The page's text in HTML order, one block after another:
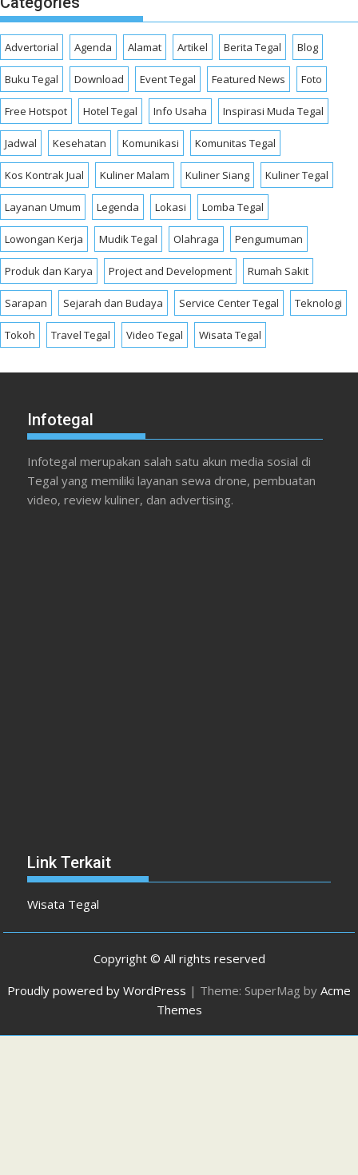
Advertorial Agenda Alamat Artikel Berita Tegal Blog
Buku Tegal Download Event Tegal Featured News Foto
Free Hotspot Hotel Tegal Info Usaha Inspirasi Muda Tegal
Jadwal Kesehatan Komunikasi Komunitas Tegal
Kos Kontrak Jual Kuliner Malam Kuliner Siang Kuliner Tegal
Layanan Umum Legenda Lokasi Lomba Tegal
Lowongan Kerja Mudik Tegal Olahraga Pengumuman
Produk dan Karya Project and Development Rumah Sakit
Sarapan Sejarah dan Budaya Service Center Tegal Teknologi
Tokoh Travel Tegal Video Tegal Wisata Tegal
Infotegal
Infotegal merupakan salah satu akun media sosial di
Tegal yang memiliki layanan sewa drone, pembuatan
video, review kuliner, dan advertising.
Link Terkait
Wisata Tegal
Copyright © All rights reserved
Proudly powered by WordPress | Theme: SuperMag by Acme
Themes